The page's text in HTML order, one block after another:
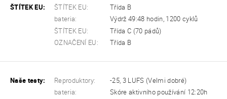
ŠTÍTEK EU: ŠTÍTEK EU:
Třída B
bateria:
Výdrž 49:48 hodin, 1200 cyklů
ŠTÍTEK EU:
Třída C (70 pádů)
OZNAČENÍ EU:
Třída B
Naše testy: Reproduktory:
-25, 3 LUFS (Velmi dobré)
bateria:
Skóre aktivního používání 12:20h